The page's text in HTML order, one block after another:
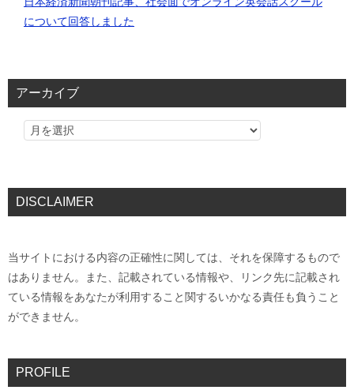
について回答しました
アーカイブ
DISCLAIMER
当サイトにおける内容の正確性に関しては、それを保障するもので
はありません。また、記載されている情報や、リンク先に記載され
ている情報をあなたが利用すること関するいかなる責任も負うこと
ができません。
PROFILE